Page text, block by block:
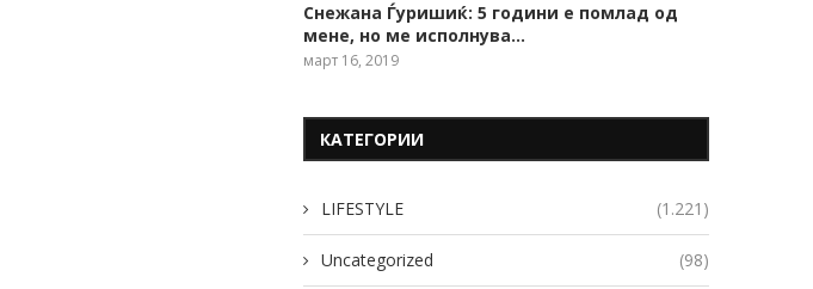
Снежана Ѓуришиќ: 5 години е помлад од
мене, но ме исполнува…
март 16, 2019
КАТЕГОРИИ
LIFESTYLE (1.221)
Uncategorized (98)